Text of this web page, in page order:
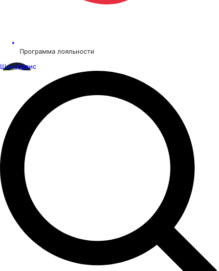
Программа лояльности
Шинсервис